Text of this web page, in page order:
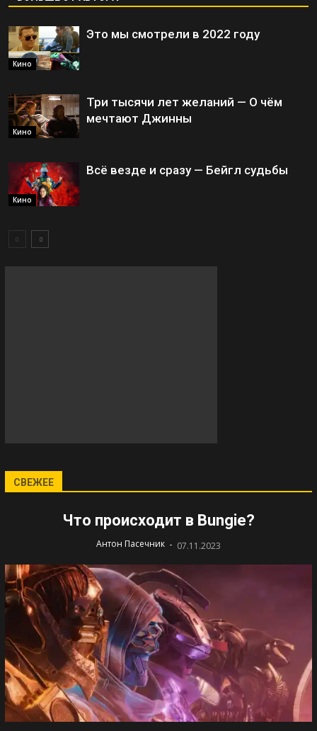
Кино
Это мы смотрели в 2022 году
Кино
Три тысячи лет желаний — О чём
мечтают Джинны
Кино
Всё везде и сразу — Бейгл судьбы
СВЕЖЕЕ
Что происходит в Bungie?
Антон Пасечник - 07.11.2023